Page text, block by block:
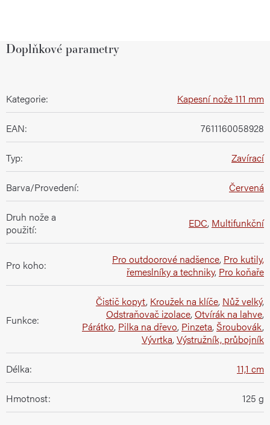
Doplňkové parametry
Kategorie: Kapesní nože 111 mm
EAN: 7611160058928
Typ: Zavírací
Barva/Provedení: Červená
Druh nože a
použití: EDC, Multifunkční
Pro koho: Pro outdoorové nadšence, Pro kutily,
řemeslníky a techniky, Pro koňaře
Funkce:
Čistič kopyt, Kroužek na klíče, Nůž velký,
Odstraňovač izolace,Otvírák na lahve,
Párátko, Pilka na dřevo, Pinzeta, Šroubovák,
Vývrtka,Výstružník, průbojník
Délka: 11,1 cm
Hmotnost: 125 g